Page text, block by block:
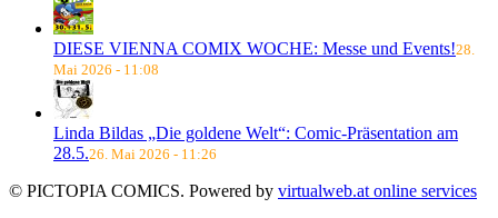
DIESE VIENNA COMIX WOCHE: Messe und Events!28.
Mai 2026 - 11:08
Linda Bildas „Die goldene Welt“: Comic-Präsentation am
28.5.26. Mai 2026 - 11:26
© PICTOPIA COMICS. Powered by virtualweb.at online services